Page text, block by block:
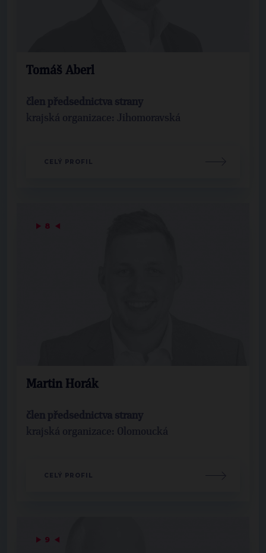
Tomáš Aberl
člen předsednictva strany
krajská organizace: Jihomoravská
CELÝ PROFIL
▶ 8 ◀
Martin Horák
člen předsednictva strany
krajská organizace: Olomoucká
CELÝ PROFIL
▶ 9 ◀